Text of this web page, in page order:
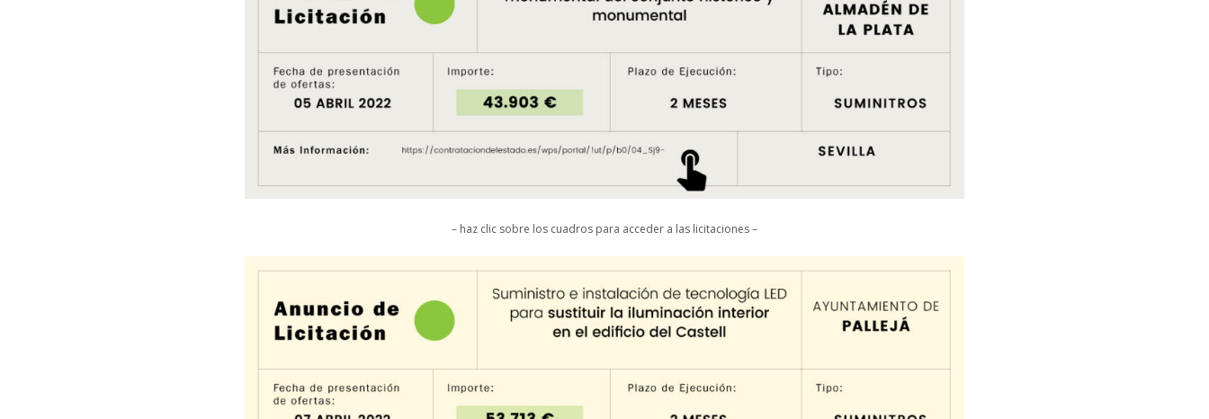
– haz clic sobre los cuadros para acceder a las licitaciones –